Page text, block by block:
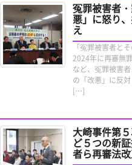
冤罪被害者
悪」に怒り
え
「冤罪被害者と
2024年に再審無
など、冤罪被害
の「改悪」に反
[…]
大崎事件第
ど５つの新
者ら再審法